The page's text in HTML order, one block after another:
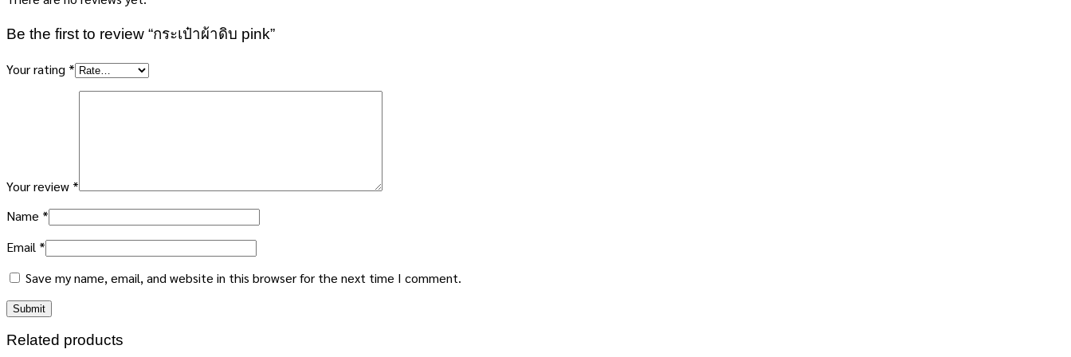
Be the first to review “กระเป๋าผ้าดิบ pink”
Your rating *
Your review *
Name *
Email *
Save my name, email, and website in this browser for the next time I comment.
Related products